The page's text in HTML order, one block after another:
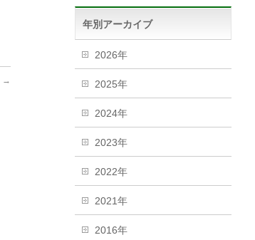
→
年別アーカイブ
2026年
2025年
2024年
2023年
2022年
2021年
2016年